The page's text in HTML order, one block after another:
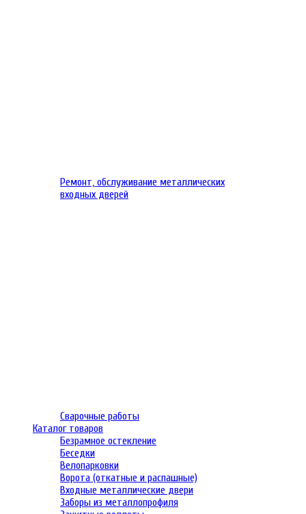
Ремонт, обслуживание металлических
входных дверей
Сварочные работы
Каталог товаров
Безрамное остекление
Беседки
Велопарковки
Ворота (откатные и распашные)
Входные металлические двери
Заборы из металлопрофиля